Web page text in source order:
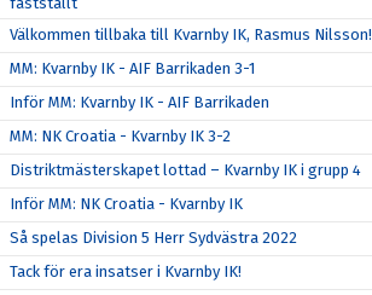
Välkommen tillbaka till Kvarnby IK, Rasmus Nilsson!
MM: Kvarnby IK - AIF Barrikaden 3-1
Inför MM: Kvarnby IK - AIF Barrikaden
MM: NK Croatia - Kvarnby IK 3-2
Distriktmästerskapet lottad – Kvarnby IK i grupp 4
Inför MM: NK Croatia - Kvarnby IK
Så spelas Division 5 Herr Sydvästra 2022
Tack för era insatser i Kvarnby IK!